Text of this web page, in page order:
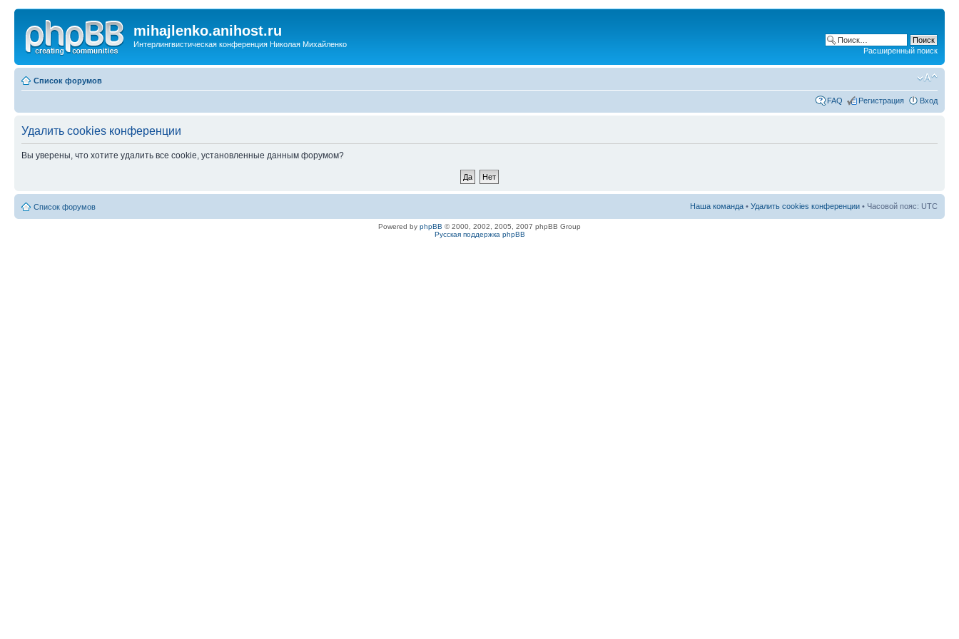
mihajlenko.anihost.ru
Интерлингвистическая конференция Николая Михайленко
Расширенный поиск
Список форумов
FAQ Регистрация Вход
Удалить cookies конференции
Вы уверены, что хотите удалить все cookie, установленные данным форумом?
Список форумов Наша команда • Удалить cookies конференции • Часовой пояс: UTC
Powered by phpBB © 2000, 2002, 2005, 2007 phpBB Group
Русская поддержка phpBB